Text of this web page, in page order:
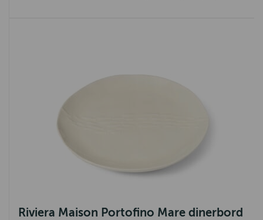
Riviera Maison Portofino Mare dinerbord